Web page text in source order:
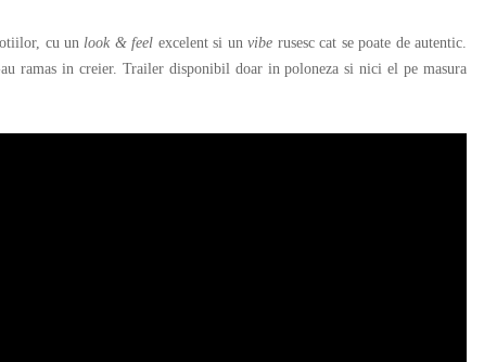
cu un look & feel excelent si unvibe rusesc cat se poate de autentic.
ramas in creier. Trailer disponibil doar in poloneza si nici el pe masura